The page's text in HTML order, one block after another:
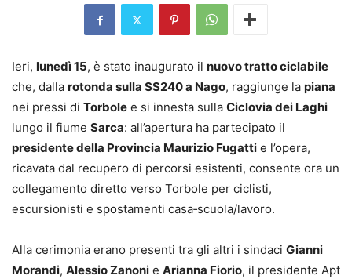
Ieri, lunedì 15, è stato inaugurato il nuovo tratto ciclabile
che, dalla rotonda sulla SS240 a Nago, raggiunge la piana
nei pressi di Torbole e si innesta sulla Ciclovia dei Laghi
lungo il fiume Sarca: all’apertura ha partecipato il
presidente della Provincia Maurizio Fugatti e l’opera,
ricavata dal recupero di percorsi esistenti, consente ora un
collegamento diretto verso Torbole per ciclisti,
escursionisti e spostamenti casa‑scuola/lavoro.
Alla cerimonia erano presenti tra gli altri i sindaci Gianni
Morandi, Alessio Zanoni e Arianna Fiorio, il presidente Apt